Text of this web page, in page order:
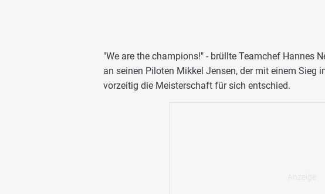
"We are the champions!" - brüllte Teamchef Hannes
an seinen Piloten Mikkel Jensen, der mit einem Sieg
vorzeitig die Meisterschaft für sich entschied.